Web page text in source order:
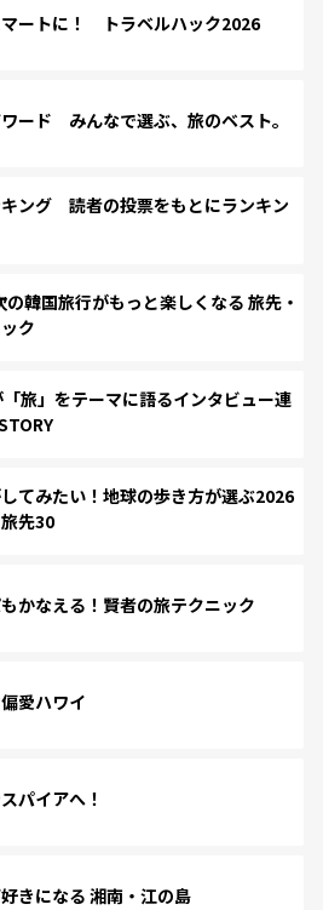
ートに！ トラベルハック2026
ード みんなで選ぶ、旅のベスト。
ング 読者の投票をもとにランキン
韓国旅行がもっと楽しくなる 旅先・
ク
旅」をテーマに語るインタビュー連
てみたい！地球の歩き方が選ぶ2026
先30
かなえる！賢者の旅テクニック
愛ハワイ
パイアへ！
きになる 湘南・江の島